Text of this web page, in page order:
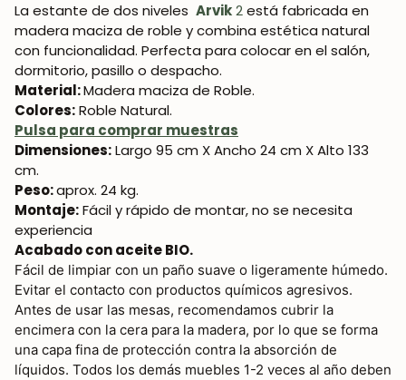
La estante de dos niveles Arvik2está fabricada en
madera maciza de roble y combina estética natural
con funcionalidad. Perfecta para colocar en elsalón,
dormitorio, pasillo o despacho.
Material:Madera maciza de Roble.
Colores:Roble Natural.
Pulsa para comprar muestras
Dimensiones:Largo 95 cm X Ancho 24 cm X Alto 133
cm.
Peso:aprox. 24 kg.
Montaje:Fácil y rápido de montar, no se necesita
experiencia
Acabado con aceite BIO.
Fácil de limpiar con un paño suave o ligeramente húmedo.
Evitar el contacto con productos químicos agresivos.
Antes de usar las mesas, recomendamos cubrir la
encimera con la cera para la madera, por lo que se forma
una capa fina de protección contra la absorción de
líquidos. Todos los demás muebles 1-2 veces al año deben